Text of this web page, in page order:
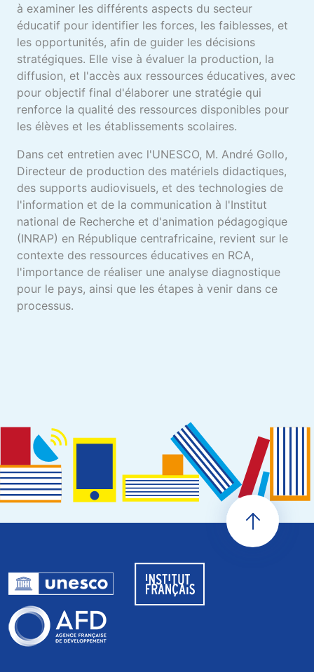
à examiner les différents aspects du secteur
éducatif pour identifier les forces, les faiblesses, et
les opportunités, afin de guider les décisions
stratégiques. Elle vise à évaluer la production, la
diffusion, et l'accès aux ressources éducatives, avec
pour objectif final d'élaborer une stratégie qui
renforce la qualité des ressources disponibles pour
les élèves et les établissements scolaires.
Dans cet entretien avec l'UNESCO, M. André Gollo,
Directeur de production des matériels didactiques,
des supports audiovisuels, et des technologies de
l'information et de la communication à l'Institut
national de Recherche et d'animation pédagogique
(INRAP) en République centrafricaine, revient sur le
contexte des ressources éducatives en RCA,
l'importance de réaliser une analyse diagnostique
pour le pays, ainsi que les étapes à venir dans ce
processus.